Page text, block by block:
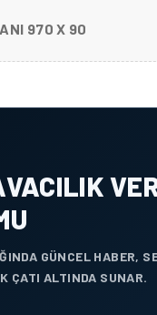
970 X 90
GÜNCEL HABER,
ÇATI ALTINDA SUNAR.